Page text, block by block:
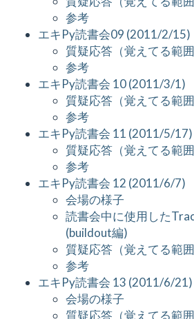
参考
エキPy読書会09 (2011/2/15)
質疑応答（覚えてる範囲
参考
エキPy読書会 10 (2011/3/1)
質疑応答（覚えてる範囲
参考
エキPy読書会 11 (2011/5/17)
質疑応答（覚えてる範囲
参考
エキPy読書会 12 (2011/6/7)
会場の様子
読書会中に使用した
(buildout編)
質疑応答（覚えてる範囲
参考
エキPy読書会 13 (2011/6/21)
会場の様子
質疑応答（覚えてる範囲